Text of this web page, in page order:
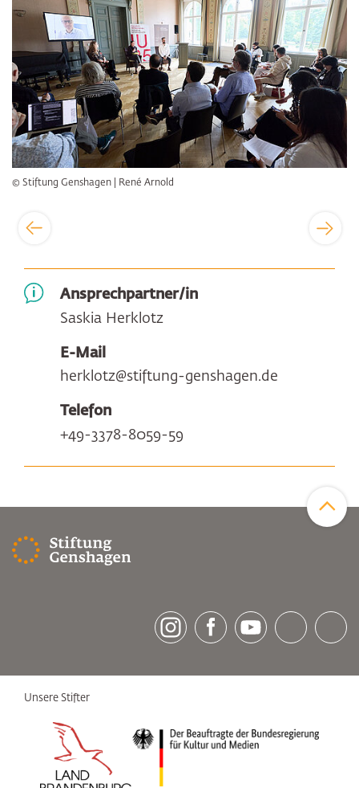
© Stiftung Genshagen | René Arnold
Ansprechpartner/in
Saskia Herklotz
E-Mail
herklotz@stiftung-genshagen.de
Telefon
+49-3378-8059-59
[socialLinksTitle]
Unsere Stifter